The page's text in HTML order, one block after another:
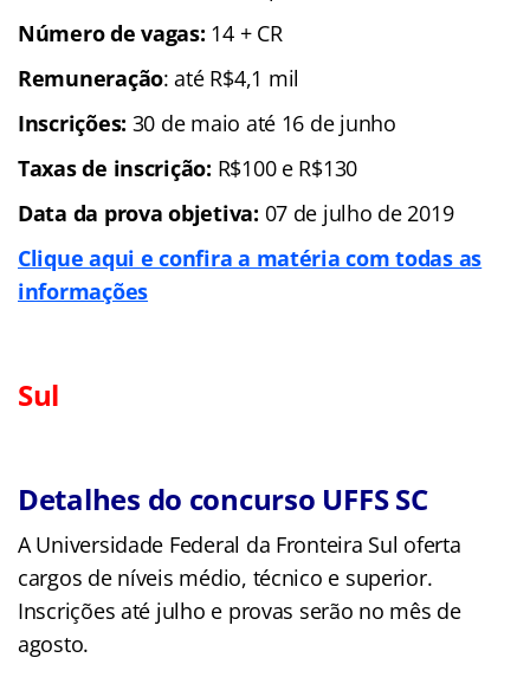
Número de vagas: 14 + CR
Remuneração: até R$4,1 mil
Inscrições: 30 de maio até 16 de junho
Taxas de inscrição: R$100 e R$130
Data da prova objetiva: 07 de julho de 2019
Clique aqui e confira a matéria com todas as
informações
Sul
Detalhes do concurso UFFS SC
A Universidade Federal da Fronteira Sul oferta
cargos de níveis médio, técnico e superior.
Inscrições até julho e provas serão no mês de
agosto.